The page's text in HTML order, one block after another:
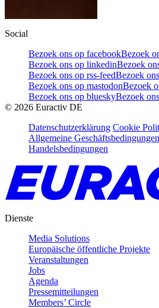
Social
Bezoek ons op facebookBezoek
Bezoek ons op linkedinBezoek
Bezoek ons op rss-feedBezoek
Bezoek ons op mastodonBezoek
Bezoek ons op blueskyBezoek
© 2026 Euractiv DE
Datenschutzerklärung Cookie
Allgemeine Geschäftsbedingungen
Handelsbedingungen
Dienste
Media Solutions
Europäische öffentliche Projekte
Veranstaltungen
Jobs
Agenda
Pressemitteilungen
Members’ Circle